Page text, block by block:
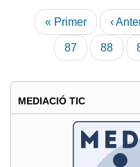
PaginacióPrimera
pàgina
« Primer ‹
Pàgina
87 Pàgina
88
MEDIACIÓ TIC